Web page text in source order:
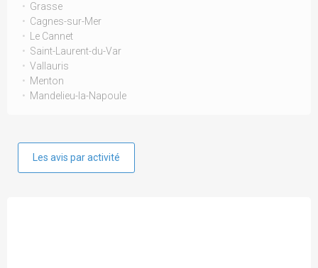
Grasse
Cagnes-sur-Mer
Le Cannet
Saint-Laurent-du-Var
Vallauris
Menton
Mandelieu-la-Napoule
Les avis par activité